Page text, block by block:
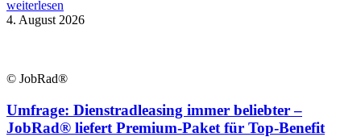
weiterlesen
4. August 2026
© JobRad®
Umfrage: Dienstradleasing immer beliebter –
JobRad® liefert Premium-Paket für Top-Benefit